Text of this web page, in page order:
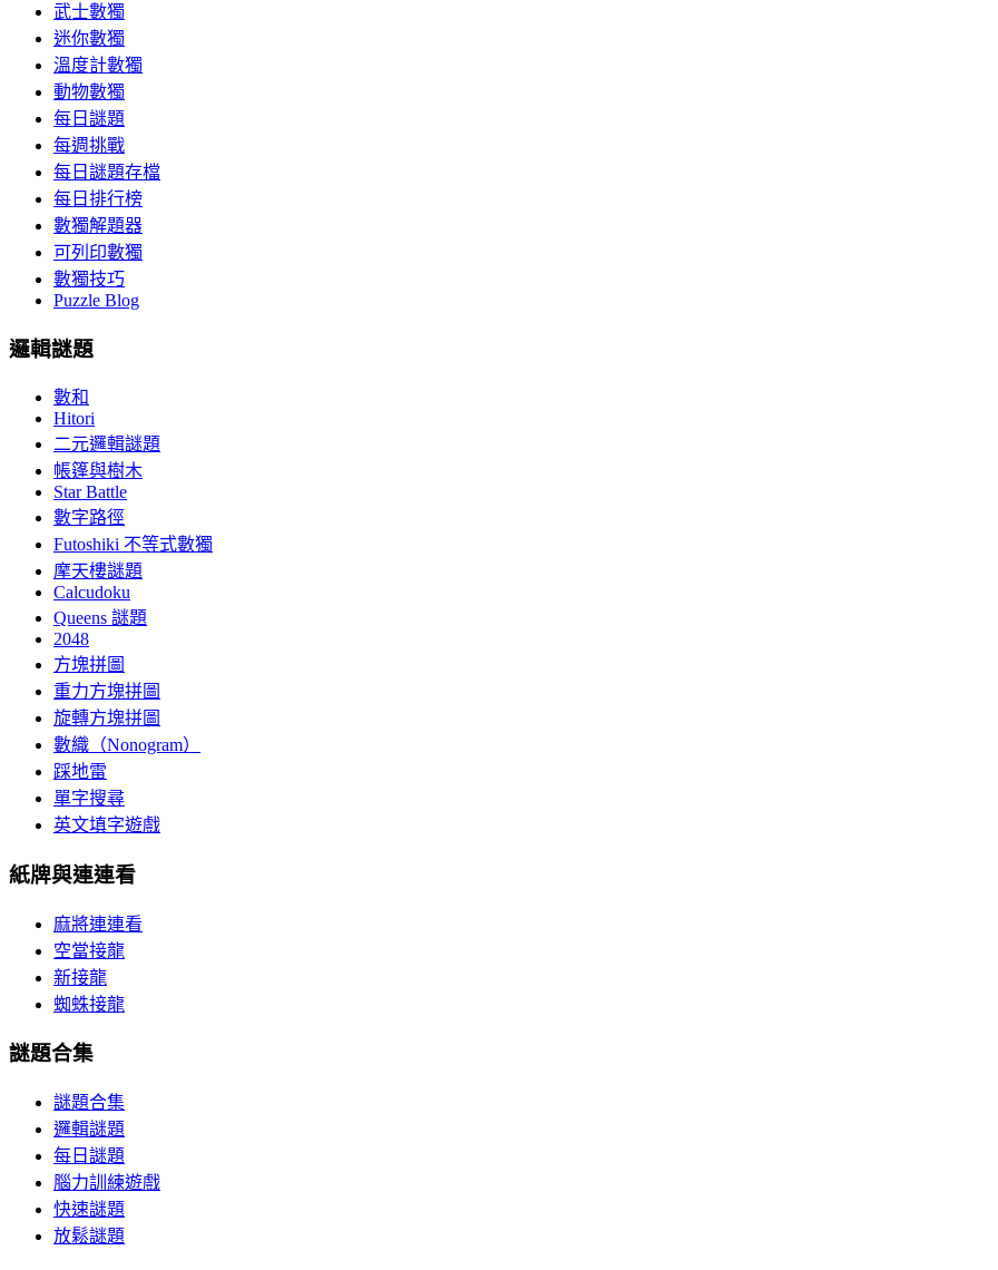
武士數獨
迷你數獨
溫度計數獨
動物數獨
每日謎題
每週挑戰
每日謎題存檔
每日排行榜
數獨解題器
可列印數獨
數獨技巧
Puzzle Blog
邏輯謎題
數和
Hitori
二元邏輯謎題
帳篷與樹木
Star Battle
數字路徑
Futoshiki 不等式數獨
摩天樓謎題
Calcudoku
Queens 謎題
2048
方塊拼圖
重力方塊拼圖
旋轉方塊拼圖
數織（Nonogram）
踩地雷
單字搜尋
英文填字遊戲
紙牌與連連看
麻將連連看
空當接龍
新接龍
蜘蛛接龍
謎題合集
謎題合集
邏輯謎題
每日謎題
腦力訓練遊戲
快速謎題
放鬆謎題